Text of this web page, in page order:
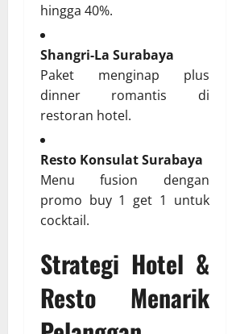
hingga 40%.
Shangri-La Surabaya
Paket menginap plus
dinner romantis di
restoran hotel.
Resto Konsulat Surabaya
Menu fusion dengan
promo buy 1 get 1 untuk
cocktail.
Strategi Hotel &
Resto Menarik